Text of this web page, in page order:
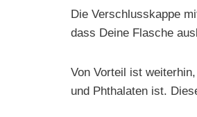
Die Verschlusskappe
dass Deine Flasche
Von Vorteil ist
und Phthalaten ist.